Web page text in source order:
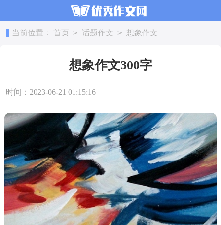
当前位置： 首页 > 话题作文 > 想象作文
想象作文300字
时间：2023-06-21 01:15:16